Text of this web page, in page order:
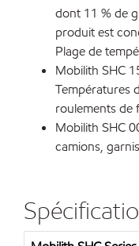
dont 11 % de
produit est
Plage de
Mobilith SHC
Températures
roulements de
Mobilith SHC
camions,